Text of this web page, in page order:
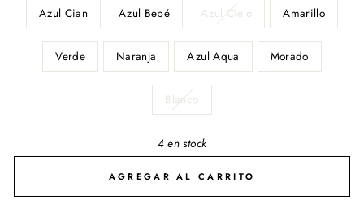
Azul Cian Azul Bebé Azul Cielo Amarillo
Verde Naranja Azul Aqua Morado
Blanco
4 en stock
AGREGAR AL CARRITO